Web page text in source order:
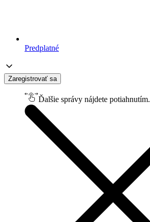
Predplatné
Zaregistrovať sa
Ďalšie správy nájdete potiahnutím.